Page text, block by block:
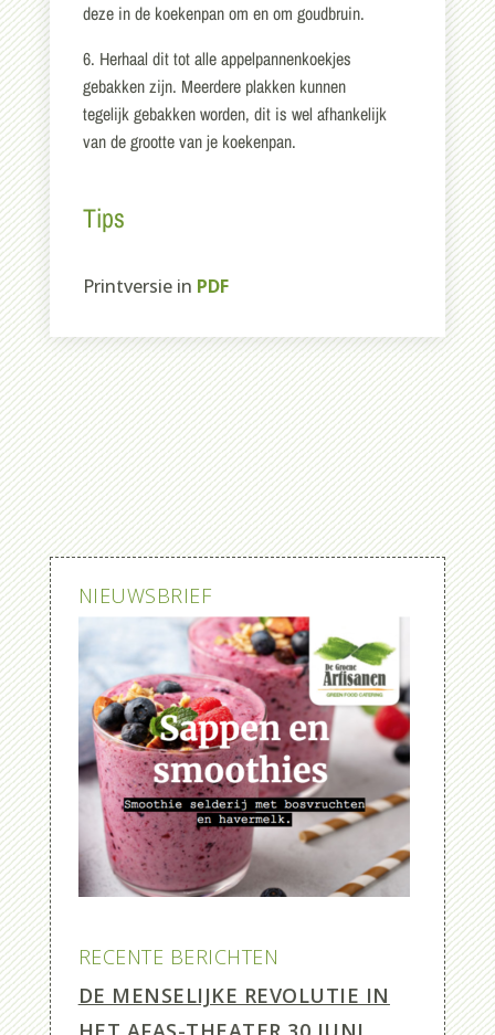
deze in de koekenpan om en om goudbruin.
6. Herhaal dit tot alle appelpannenkoekjes
gebakken zijn. Meerdere plakken kunnen
tegelijk gebakken worden, dit is wel afhankelijk
van de grootte van je koekenpan.
Tips
Printversie in PDF
NIEUWSBRIEF
RECENTE BERICHTEN
DE MENSELIJKE REVOLUTIE IN